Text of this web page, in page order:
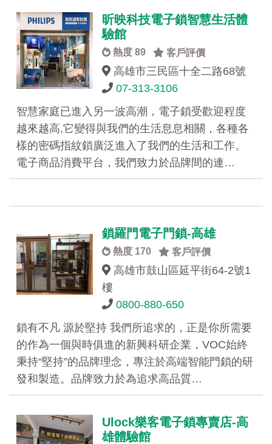
昕映科技電子鎖智慧生活體
驗館
熱度 89 客戶評價
高雄市三民區十全二路68號
07-313-3106
智慧家庭已進入另一波高潮，電子鎖受歡迎程度
越來越高,它變得與我們的生活息息相關，各種各
樣的密碼指紋鎖廣泛進入了我們的生活和工作。
電子商品消費平台，我們致力於品牌間的連…
鎖羅門電子門鎖-高雄
熱度 170 客戶評價
高雄市鼓山區延平街64-2號1
樓
0800-880-650
鎖有不凡 源於堅持 我們所追求的，正是你所需要
的作為一個與時俱進的新興科研企業，VOC始終
秉持“堅持”的品牌理念，專注於高端智能門鎖的研
發和製造。品牌致力於為追求高品質…
Ulock樂客電子鎖專賣店-高
雄體驗館